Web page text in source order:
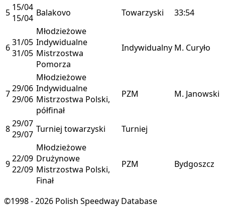
5 15/04
15/04 Balakovo Towarzyski 33:54
631/05
31/05
Młodzieżowe
Indywidualne
Mistrzostwa
Pomorza
Indywidualny M. Curyło
729/06
29/06
Młodzieżowe
Indywidualne
Mistrzostwa Polski,
półfinał
PZM M. Janowski
829/07
29/07 Turniej towarzyski Turniej
922/09
22/09
Młodzieżowe
Drużynowe
Mistrzostwa Polski,
Finał
PZM Bydgoszcz
©1998 - 2026 Polish Speedway Database